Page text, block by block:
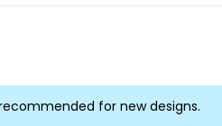
for new designs.